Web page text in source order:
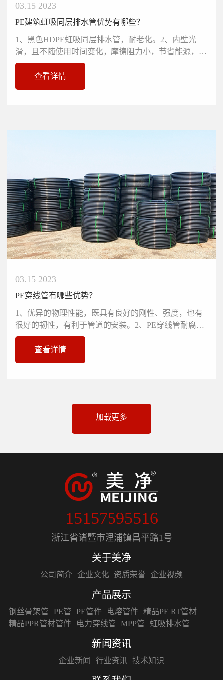
03.15 2023
PE建筑虹吸同层排水管优势有哪些？
1、黑色HDPE虹吸同层排水管，耐老化。2、内壁光
滑，且不随使用时间变化，摩擦阻力小，节省能源，压
力损失比钢管约小30%，可选用...
查看详情
03.15 2023
PE穿线管有哪些优势？
1、优异的物理性能，既具有良好的刚性、强度，也有
很好的韧性，有利于管道的安装。2、PE穿线管耐腐
蚀，使用寿命长。在沿海地区，...
查看详情
加载更多
15157595516
浙江省诸暨市浬浦镇昌平路1号
关于美净
公司简介 企业文化 资质荣誉 企业视频
产品展示
钢丝骨架管 PE管 PE管件 电熔管件 精品PE RT管材
精品PPR管材管件
电力穿线管 MPP管 虹吸排水管
新闻资讯
企业新闻 行业资讯 技术知识